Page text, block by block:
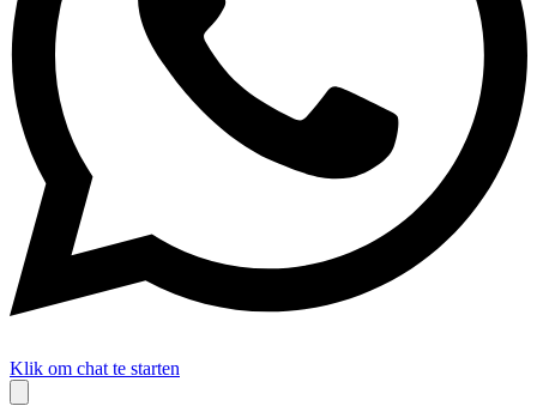
Klik om chat te starten